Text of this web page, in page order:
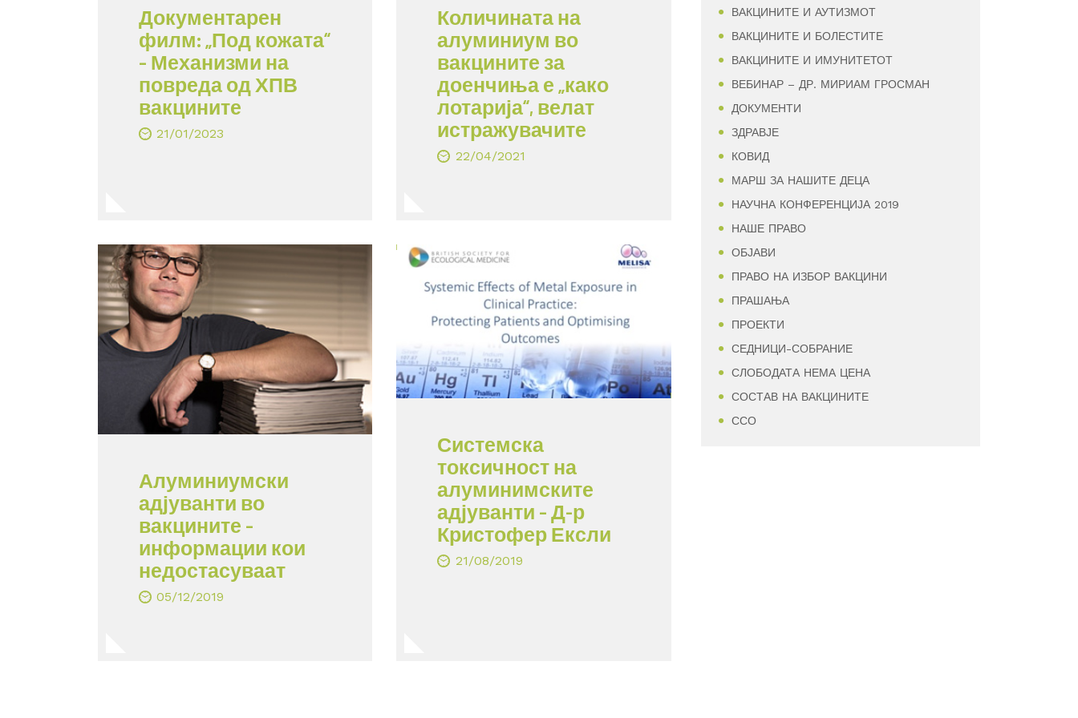
Документарен
филм: „Под кожата“
– Механизми на
повреда од ХПВ
вакцините
21/01/2023
Количината на
алуминиум во
вакцините за
доенчиња е „како
лотарија“, велат
истражувачите
22/04/2021
Алуминиумски
адјуванти во
вакцините –
информации кои
недостасуваат
05/12/2019
Системска
токсичност на
алуминимските
адјуванти – Д-р
Кристофер Ексли
21/08/2019
ВАКЦИНИТЕ И АУТИЗМОТ
ВАКЦИНИТЕ И БОЛЕСТИТЕ
ВАКЦИНИТЕ И ИМУНИТЕТОТ
ВЕБИНАР – ДР. МИРИАМ ГРОСМАН
ДОКУМЕНТИ
ЗДРАВЈЕ
КОВИД
МАРШ ЗА НАШИТЕ ДЕЦА
НАУЧНА КОНФЕРЕНЦИЈА 2019
НАШЕ ПРАВО
ОБЈАВИ
ПРАВО НА ИЗБОР ВАКЦИНИ
ПРАШАЊА
ПРОЕКТИ
СЕДНИЦИ-СОБРАНИЕ
СЛОБОДАТА НЕМА ЦЕНА
СОСТАВ НА ВАКЦИНИТЕ
ССО